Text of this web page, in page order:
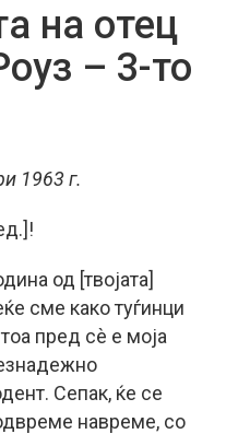
на отец
– 3-то
1963 г.
од [твојата]
сме како туѓинци
пред сѐ е моја
Сепак, ќе се
навреме, со